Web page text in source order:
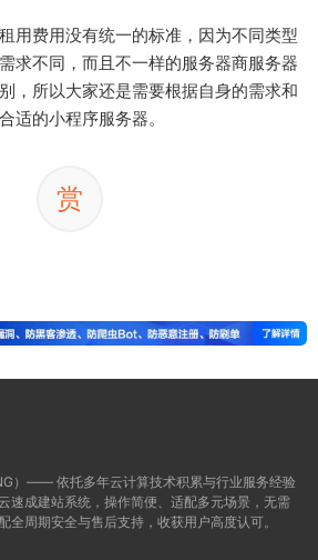
用费用没有统一的标准，因为不同类型
求不同，而且不一样的服务器商服务器
，所以大家还是需要根据自身的需求和
适的小程序服务器。
赏
）—— 依托多年云计算技术积累与行业服务经验
速成建站系统，操作简便、适配多元场景，无需
全周期安全与售后支持，收获用户高度认可。